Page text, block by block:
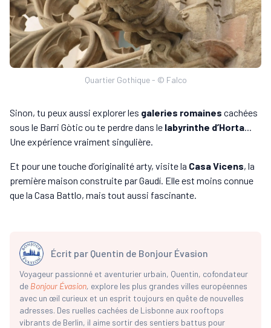
Quartier Gothique - © Falco
Sinon, tu peux aussi explorer les galeries romaines cachées
sous le Barri Gòtic ou te perdre dans le labyrinthe d’Horta...
Une expérience vraiment singulière.
Et pour une touche d’originalité arty, visite la Casa Vicens, la
première maison construite par Gaudí. Elle est moins connue
que la Casa Battlo, mais tout aussi fascinante.
Écrit par Quentin de Bonjour Évasion
Voyageur passionné et aventurier urbain, Quentin, cofondateur
de Bonjour Évasion, explore les plus grandes villes européennes
avec un œil curieux et un esprit toujours en quête de nouvelles
adresses. Des ruelles cachées de Lisbonne aux rooftops
vibrants de Berlin, il aime sortir des sentiers battus pour